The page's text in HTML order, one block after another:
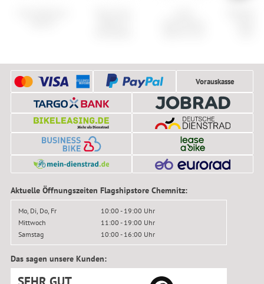
Vorauskasse
Aktuelle Öffnungszeiten Flagshipstore Chemnitz:
Mo, Di, Do, Fr
10:00 - 19:00 Uhr
Mittwoch
11:00 - 19:00 Uhr
Samstag
10:00 - 16:00 Uhr
Das sagen unsere Kunden: